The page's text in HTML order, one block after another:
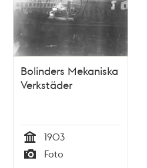
Bolinders Mekaniska
Verkstäder
Tid
1903
Foto